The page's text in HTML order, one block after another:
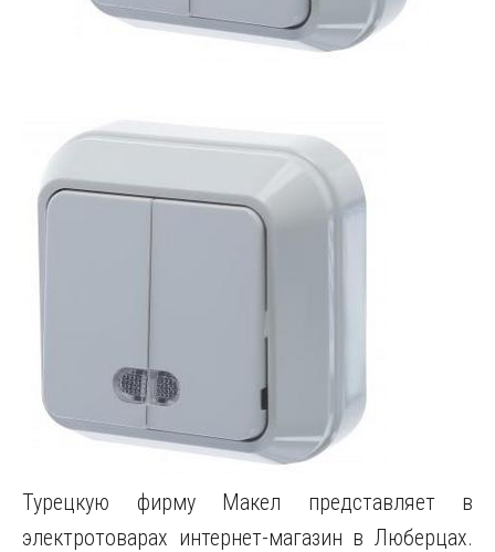
Турецкую фирму Макел представляет в
электротоварах интернет-магазин в Люберцах.